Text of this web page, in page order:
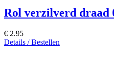
Rol verzilverd draad
€ 2.95
Details / Bestellen